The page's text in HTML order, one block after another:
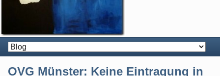
OVG Münster: Keine Eintragung in